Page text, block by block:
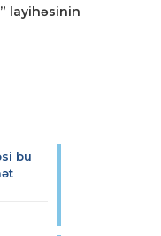
layihəsinin
bu